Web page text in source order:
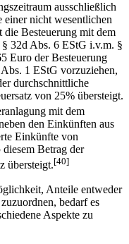
ausschließlich
nicht wesentlichen
Besteuerung mit dem
32d Abs. 6 EStG i.v.m. §
Euro der Besteuerung
1 EStG vorzuziehen,
durchschnittliche
von 25% übersteigt.
mit dem
den Einkünften aus
Einkünfte von
Betrag der
übersteigt.[40]
Anteile entweder
bedarf es
Aspekte zu